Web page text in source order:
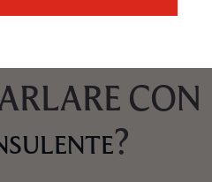
CON
?